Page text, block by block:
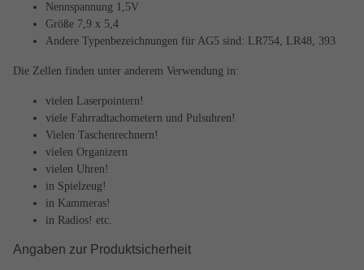
Nennspannung 1,5V
Größe 7,9 x 5,4
Andere Typenbezeichnungen für AG5 sind: LR754, LR48, 393
Die Zellen finden unter anderem Verwendung in:
vielen Laserpointern!
viele Fahrradtachometern und Pulsuhren!
Vielen Taschenrechnern!
vielen Organizern
vielen Uhren!
in Spielzeug!
in Kammeras!
in Radios! etc.
Angaben zur Produktsicherheit